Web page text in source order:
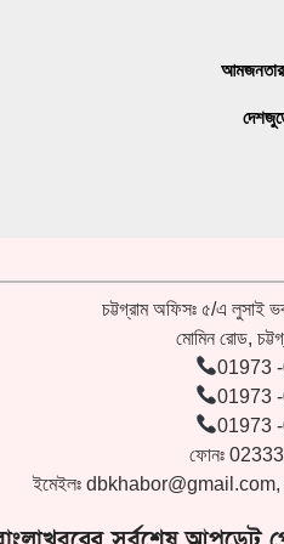
চট্টগ্রাম অফিসঃ ৫/এ লুসাই
মোমিন রোড,
01973
01973
01973
ফোনঃ
ইমেইলঃ dbkhabor@gmail.com,